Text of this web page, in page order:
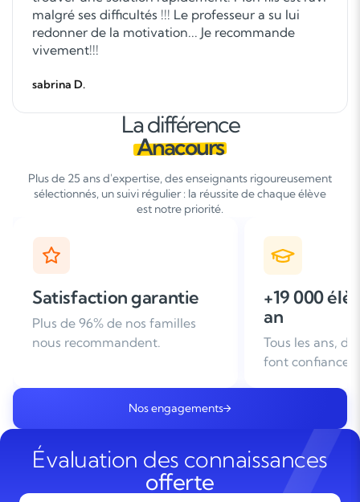
malgré ses difficultés !!! Le professeur a su lui
redonner de la motivation... Je recommande
vivement!!!
sabrina D.
La différence
Anacours
Plus de 25 ans d'expertise, des enseignants rigoureusement
sélectionnés, un suivi régulier : la réussite de chaque élève
est notre priorité.
+19 000 élèves suivis /
an
Tous les ans, des familles nous
+ de 25 ans
Leader du
domicile en
Nos engagements
Évaluation des connaissances
offerte